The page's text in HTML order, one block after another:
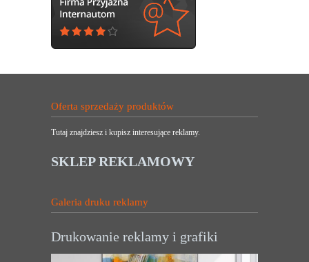
Oferta sprzedaży produktów
Tutaj znajdziesz i kupisz interesujące reklamy.
SKLEP REKLAMOWY
Galeria druku reklamy
Drukowanie reklamy i grafiki